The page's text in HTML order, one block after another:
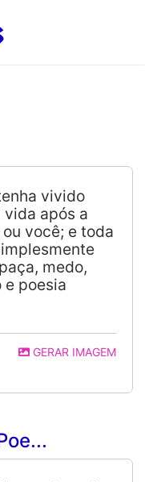
vivido
vida após a
você; e toda
medo,
e poesia
GERAR IMAGEM